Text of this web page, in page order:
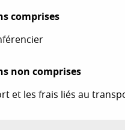
comprises
comprises
non comprises
non comprises
et les frais liés au